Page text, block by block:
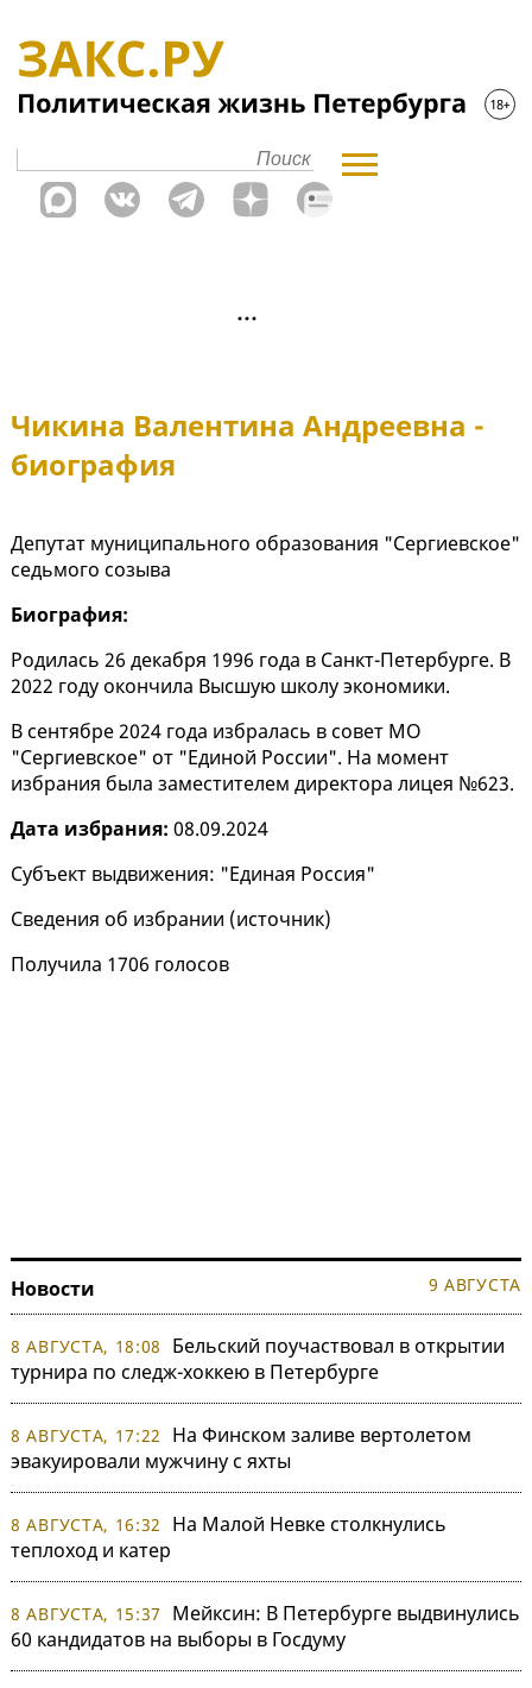
Чикина Валентина Андреевна -
биография
Депутат муниципального образования "Сергиевское"
седьмого созыва
Биография:
Родилась 26 декабря 1996 года в Санкт-Петербурге. В
2022 году окончила Высшую школу экономики.
В сентябре 2024 года избралась в совет МО
"Сергиевское" от "Единой России". На момент
избрания была заместителем директора лицея №623.
Дата избрания: 08.09.2024
Субъект выдвижения: "Единая Россия"
Сведения об избрании (источник)
Получила 1706 голосов
Новости 9 АВГУСТА
8 АВГУСТА, 18:08
Бельский поучаствовал в открытии
турнира по следж-хоккею в Петербурге
8 АВГУСТА, 17:22
На Финском заливе вертолетом
эвакуировали мужчину с яхты
8 АВГУСТА, 16:32
На Малой Невке столкнулись
теплоход и катер
8 АВГУСТА, 15:37
Мейксин: В Петербурге выдвинулись
60 кандидатов на выборы в Госдуму